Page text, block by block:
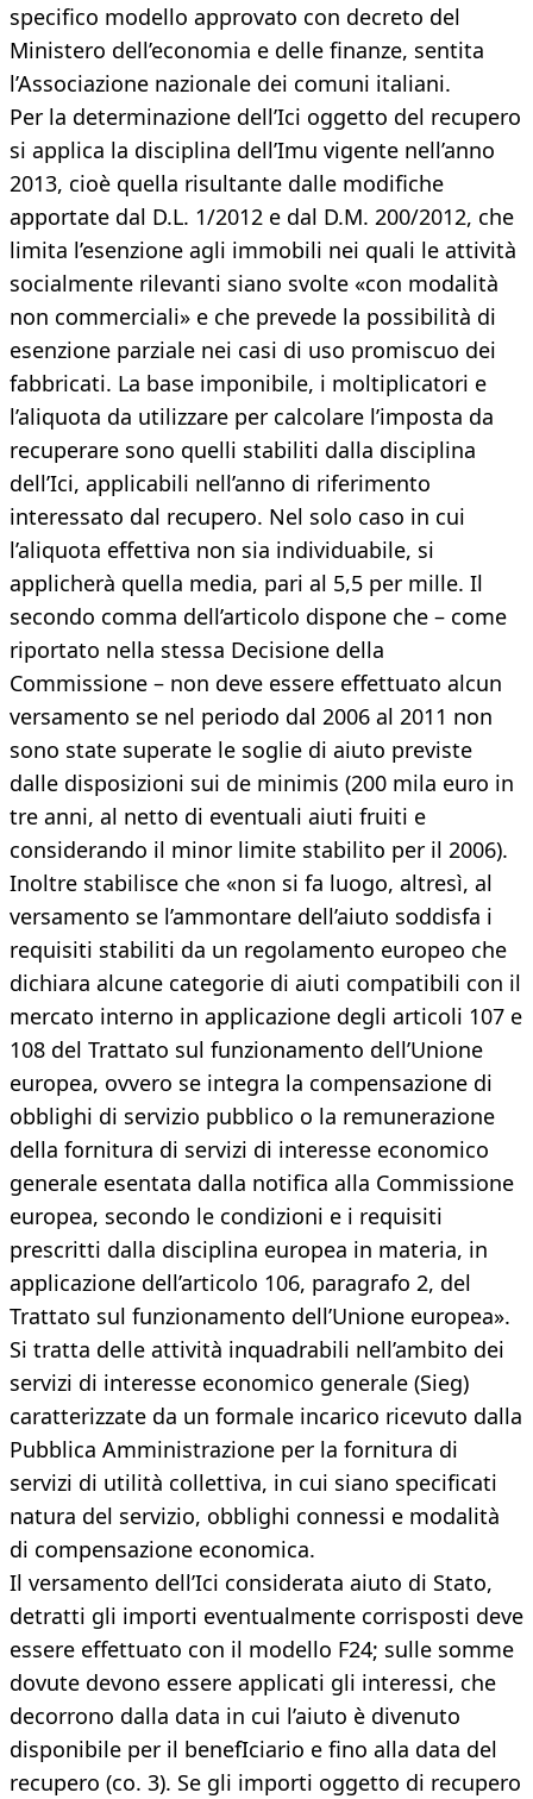
specifico modello approvato con decreto del
Ministero dell’economia e delle finanze, sentita
l’Associazione nazionale dei comuni italiani.
Per la determinazione dell’Ici oggetto del recupero
si applica la disciplina dell’Imu vigente nell’anno
2013, cioè quella risultante dalle modifiche
apportate dal D.L. 1/2012 e dal D.M. 200/2012, che
limita l’esenzione agli immobili nei quali le attività
socialmente rilevanti siano svolte «con modalità
non commerciali» e che prevede la possibilità di
esenzione parziale nei casi di uso promiscuo dei
fabbricati. La base imponibile, i moltiplicatori e
l’aliquota da utilizzare per calcolare l’imposta da
recuperare sono quelli stabiliti dalla disciplina
dell’Ici, applicabili nell’anno di riferimento
interessato dal recupero. Nel solo caso in cui
l’aliquota effettiva non sia individuabile, si
applicherà quella media, pari al 5,5 per mille. Il
secondo comma dell’articolo dispone che – come
riportato nella stessa Decisione della
Commissione – non deve essere effettuato alcun
versamento se nel periodo dal 2006 al 2011 non
sono state superate le soglie di aiuto previste
dalle disposizioni sui de minimis (200 mila euro in
tre anni, al netto di eventuali aiuti fruiti e
considerando il minor limite stabilito per il 2006).
Inoltre stabilisce che «non si fa luogo, altresì, al
versamento se l’ammontare dell’aiuto soddisfa i
requisiti stabiliti da un regolamento europeo che
dichiara alcune categorie di aiuti compatibili con il
mercato interno in applicazione degli articoli 107 e
108 del Trattato sul funzionamento dell’Unione
europea, ovvero se integra la compensazione di
obblighi di servizio pubblico o la remunerazione
della fornitura di servizi di interesse economico
generale esentata dalla notifica alla Commissione
europea, secondo le condizioni e i requisiti
prescritti dalla disciplina europea in materia, in
applicazione dell’articolo 106, paragrafo 2, del
Trattato sul funzionamento dell’Unione europea».
Si tratta delle attività inquadrabili nell’ambito dei
servizi di interesse economico generale (Sieg)
caratterizzate da un formale incarico ricevuto dalla
Pubblica Amministrazione per la fornitura di
servizi di utilità collettiva, in cui siano specificati
natura del servizio, obblighi connessi e modalità
di compensazione economica.
Il versamento dell’Ici considerata aiuto di Stato,
detratti gli importi eventualmente corrisposti deve
essere effettuato con il modello F24; sulle somme
dovute devono essere applicati gli interessi, che
decorrono dalla data in cui l’aiuto è divenuto
disponibile per il benefIciario e fino alla data del
recupero (co. 3). Se gli importi oggetto di recupero